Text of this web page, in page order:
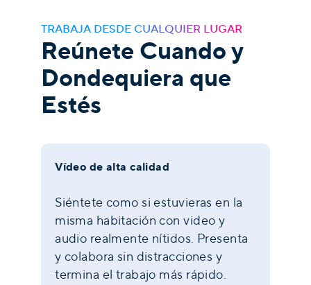
TRABAJA DESDE CUALQUIER LUGAR
Reúnete Cuando y
Dondequiera que
Estés
Vídeo de alta calidad
Siéntete como si estuvieras en la
misma habitación con video y
audio realmente nítidos. Presenta
y colabora sin distracciones y
termina el trabajo más rápido.